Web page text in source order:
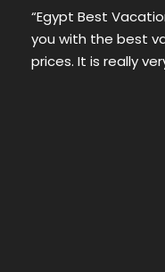
“Egypt Best
you with the best
prices. It is really